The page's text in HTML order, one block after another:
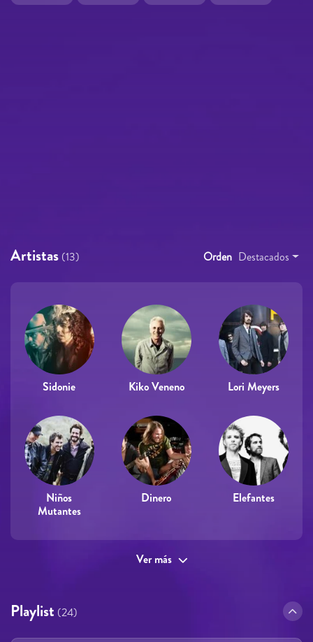
Artistas (13) Orden Destacados
Sidonie Kiko Veneno Lori Meyers
Niños
Mutantes
Dinero Elefantes
Ver más
Playlist (24)